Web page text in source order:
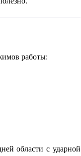
работы:
области с ударной